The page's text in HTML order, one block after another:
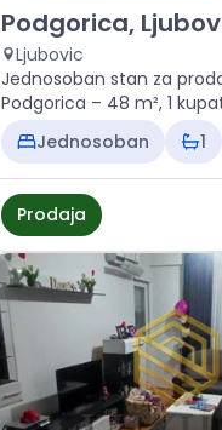
Prodaja - Stan
Podgorica,
Ljubovic
Jednosoban stan za
Podgorica – 48 m², 1
124.000 €
Jednosoban 1
Prodaja